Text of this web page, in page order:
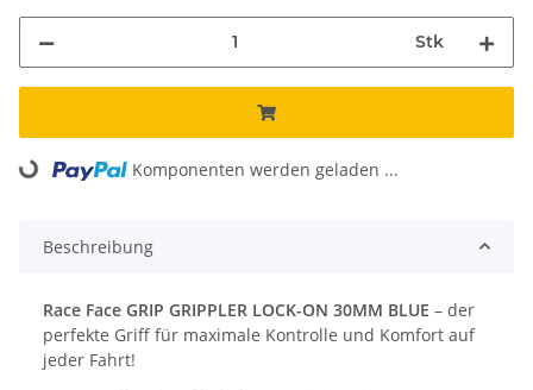
Stk
Loading... Komponenten werden geladen ...
Beschreibung
Race Face GRIP GRIPPLER LOCK-ON 30MM BLUE – der
perfekte Griff für maximale Kontrolle und Komfort auf
jeder Fahrt!